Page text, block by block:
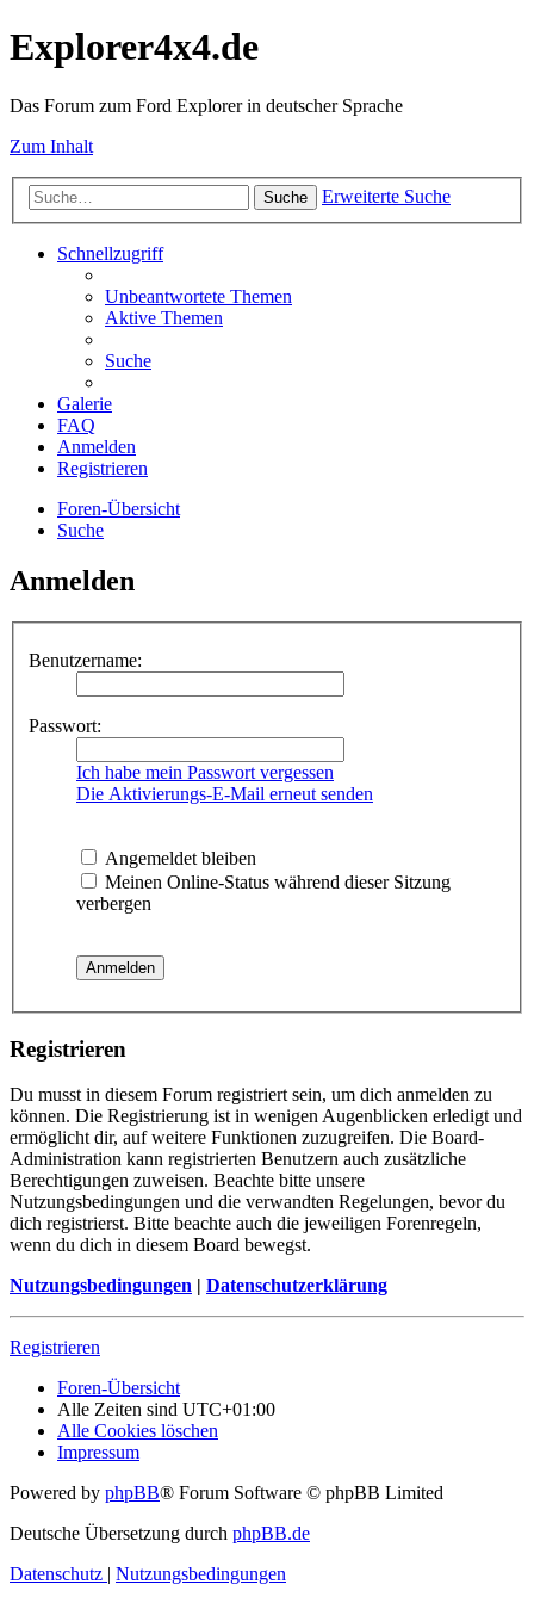
Explorer4x4.de
Das Forum zum Ford Explorer in deutscher Sprache
Zum Inhalt
Suche Erweiterte Suche
Schnellzugriff
Unbeantwortete Themen
Aktive Themen
Suche
Galerie
FAQ
Anmelden
Registrieren
Foren-Übersicht
Suche
Anmelden
Benutzername:
Passwort:
Ich habe mein Passwort vergessen
Die Aktivierungs-E-Mail erneut senden
Angemeldet bleiben
Meinen Online-Status während dieser Sitzung
verbergen
Registrieren
Du musst in diesem Forum registriert sein, um dich anmelden zu
können. Die Registrierung ist in wenigen Augenblicken erledigt und
ermöglicht dir, auf weitere Funktionen zuzugreifen. Die Board-
Administration kann registrierten Benutzern auch zusätzliche
Berechtigungen zuweisen. Beachte bitte unsere
Nutzungsbedingungen und die verwandten Regelungen, bevor du
dich registrierst. Bitte beachte auch die jeweiligen Forenregeln,
wenn du dich in diesem Board bewegst.
Nutzungsbedingungen | Datenschutzerklärung
Registrieren
Foren-Übersicht
Alle Zeiten sind UTC+01:00
Alle Cookies löschen
Impressum
Powered by phpBB® Forum Software © phpBB Limited
Deutsche Übersetzung durch phpBB.de
Datenschutz | Nutzungsbedingungen